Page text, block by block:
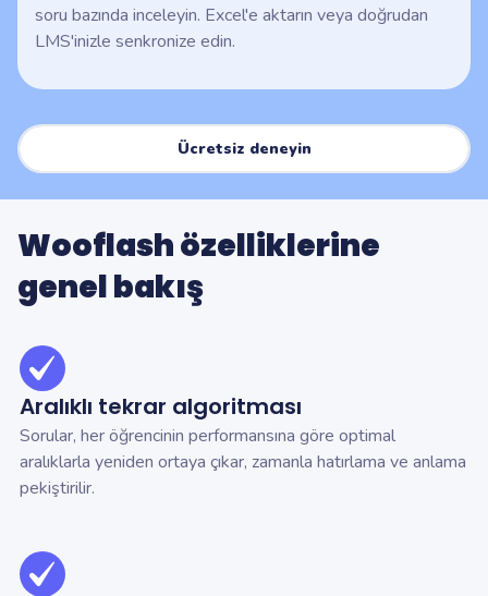
soru bazında inceleyin. Excel'e aktarın veya doğrudan
LMS'inizle senkronize edin.
Ücretsiz deneyin
Wooflash özelliklerine
genel bakış
Aralıklı tekrar algoritması
Sorular, her öğrencinin performansına göre optimal
aralıklarla yeniden ortaya çıkar, zamanla hatırlama ve anlama
pekiştirilir.